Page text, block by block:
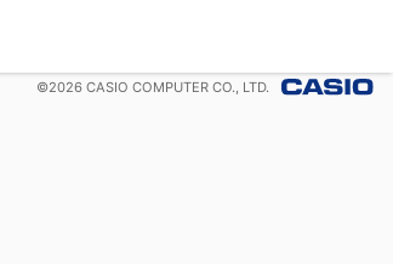
©2026 CASIO COMPUTER CO., LTD.